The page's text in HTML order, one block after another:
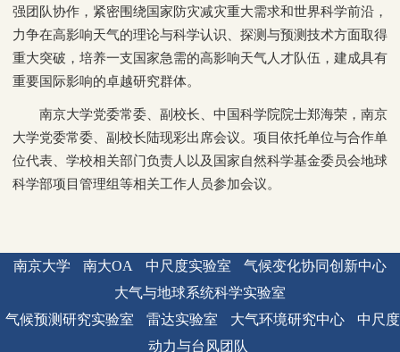
强团队协作，紧密围绕国家防灾减灾重大需求和世界科学前沿，
力争在高影响天气的理论与科学认识、探测与预测技术方面取得
重大突破，培养一支国家急需的高影响天气人才队伍，建成具有
重要国际影响的卓越研究群体。
南京大学党委常委、副校长、中国科学院院士郑海荣，南京
大学党委常委、副校长陆现彩出席会议。项目依托单位与合作单
位代表、学校相关部门负责人以及国家自然科学基金委员会地球
科学部项目管理组等相关工作人员参加会议。
南京大学 南大OA 中尺度实验室
气候变化协同创新中心
大气与地球系统科学实验室
气候预测研究实验室
雷达实验室 大气环境研究中心
中尺度
动力与台风团队